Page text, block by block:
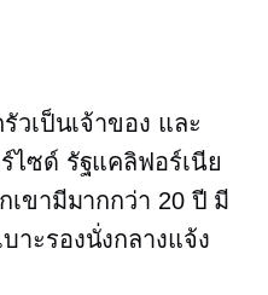
วเป็นเจ้าของ และ
ไซด์ รัฐแคลิฟอร์เนีย
เขามีมากกว่า 20 ปี มี
าะรองนั่งกลางแจ้ง